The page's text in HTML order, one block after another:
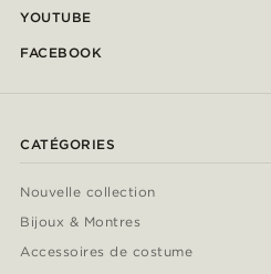
YOUTUBE
FACEBOOK
CATÉGORIES
Nouvelle collection
Bijoux & Montres
Accessoires de costume